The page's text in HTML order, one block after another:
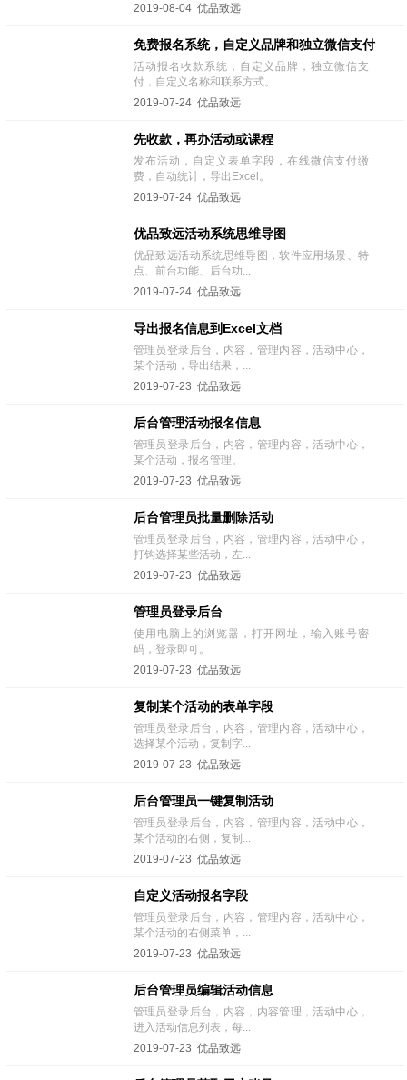
2019-08-04 优品致远
免费报名系统，自定义品牌和独立微信支付
活动报名收款系统，自定义品牌，独立微信支
付，自定义名称和联系方式。
2019-07-24 优品致远
先收款，再办活动或课程
发布活动，自定义表单字段，在线微信支付缴
费，自动统计，导出Excel。
2019-07-24 优品致远
优品致远活动系统思维导图
优品致远活动系统思维导图，软件应用场景、特
点、前台功能、后台功...
2019-07-24 优品致远
导出报名信息到Excel文档
管理员登录后台，内容，管理内容，活动中心，
某个活动，导出结果，...
2019-07-23 优品致远
后台管理活动报名信息
管理员登录后台，内容，管理内容，活动中心，
某个活动，报名管理。
2019-07-23 优品致远
后台管理员批量删除活动
管理员登录后台，内容，管理内容，活动中心，
打钩选择某些活动，左...
2019-07-23 优品致远
管理员登录后台
使用电脑上的浏览器，打开网址，输入账号密
码，登录即可。
2019-07-23 优品致远
复制某个活动的表单字段
管理员登录后台，内容，管理内容，活动中心，
选择某个活动，复制字...
2019-07-23 优品致远
后台管理员一键复制活动
管理员登录后台，内容，管理内容，活动中心，
某个活动的右侧，复制...
2019-07-23 优品致远
自定义活动报名字段
管理员登录后台，内容，管理内容，活动中心，
某个活动的右侧菜单，...
2019-07-23 优品致远
后台管理员编辑活动信息
管理员登录后台，内容，内容管理，活动中心，
进入活动信息列表，每...
2019-07-23 优品致远